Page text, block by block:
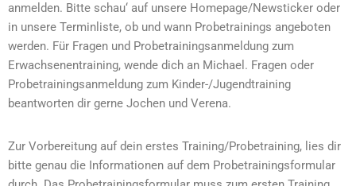
anmelden. Bitte schau‘ auf unsere Homepage/Newsticker oder
in unsere Terminliste, ob und wann Probetrainings angeboten
werden. Für Fragen und Probetrainingsanmeldung zum
Erwachsenentraining, wende dich an Michael. Fragen oder
Probetrainingsanmeldung zum Kinder-/Jugendtraining
beantworten dir gerne Jochen und Verena.
Zur Vorbereitung auf dein erstes Training/Probetraining, lies dir
bitte genau die Informationen auf dem Probetrainingsformular